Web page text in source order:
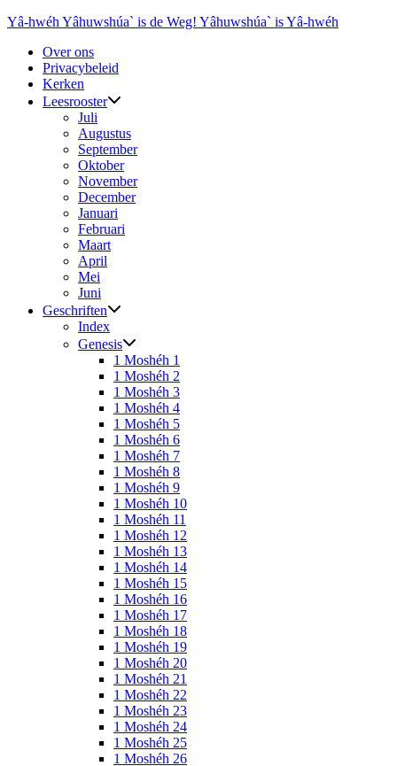
Ga
inhoud
Yâ-hwéh Yâhuwshúa` is de Weg! Yâhuwshúa` is Yâ-hwéh
Over ons
Privacybeleid
Kerken
Leesrooster
Juli
Augustus
September
Oktober
November
December
Januari
Februari
Maart
April
Mei
Juni
Geschriften
Index
Genesis
1 Moshéh 1
1 Moshéh 2
1 Moshéh 3
1 Moshéh 4
1 Moshéh 5
1 Moshéh 6
1 Moshéh 7
1 Moshéh 8
1 Moshéh 9
1 Moshéh 10
1 Moshéh 11
1 Moshéh 12
1 Moshéh 13
1 Moshéh 14
1 Moshéh 15
1 Moshéh 16
1 Moshéh 17
1 Moshéh 18
1 Moshéh 19
1 Moshéh 20
1 Moshéh 21
1 Moshéh 22
1 Moshéh 23
1 Moshéh 24
1 Moshéh 25
1 Moshéh 26